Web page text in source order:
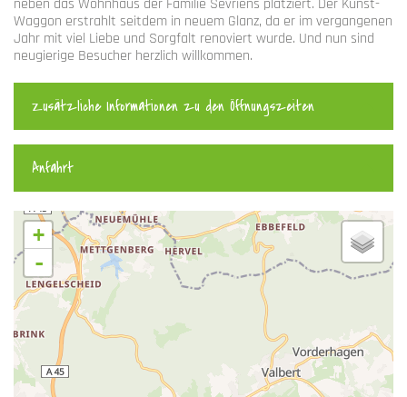
neben das Wohnhaus der Familie Sevriens platziert. Der Kunst-
Waggon erstrahlt seitdem in neuem Glanz, da er im vergangenen
Jahr mit viel Liebe und Sorgfalt renoviert wurde. Und nun sind
neugierige Besucher herzlich willkommen.
Zusätzliche Informationen zu den Öffnungszeiten
Anfahrt
+
-